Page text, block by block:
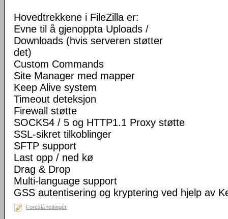
Hovedtrekkene i FileZilla er:
Evne til å gjenoppta Uploads /
Downloads (hvis serveren støtter
det)
Custom Commands
Site Manager med mapper
Keep Alive system
Timeout deteksjon
Firewall støtte
SOCKS4 / 5 og HTTP1.1 Proxy støtte
SSL-sikret tilkoblinger
SFTP support
Last opp / ned kø
Drag & Drop
Multi-language support
GSS autentisering og kryptering ved hjelp av
Foreslå rettinger